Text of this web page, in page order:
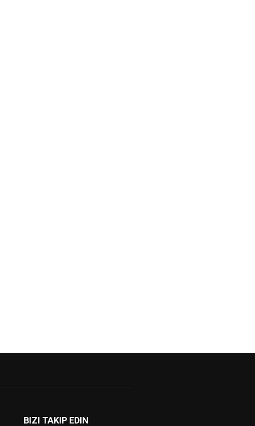
BIZI TAKIP EDIN